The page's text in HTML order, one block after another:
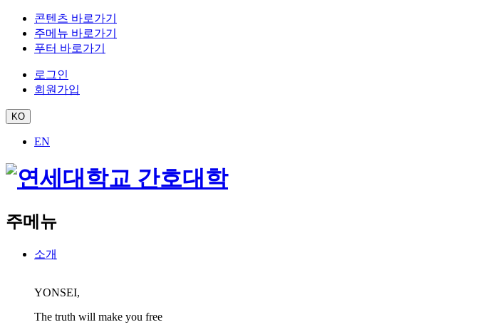
콘텐츠 바로가기
주메뉴 바로가기
푸터 바로가기
로그인
회원가입
KO
EN
주메뉴
소개
YONSEI,
The truth will make you free